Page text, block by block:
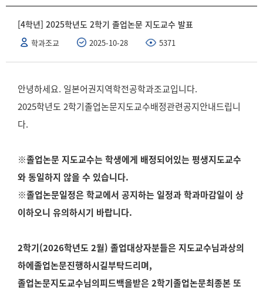
[4학년] 2025학년도 2학기 졸업논문 지도교수 발표
학과조교 2025-10-28 5371
안녕하세요. 일본어권지역학전공학과조교입니다.
2025학년도 2학기졸업논문지도교수배정관련공지안내드립니
다.
※졸업논문 지도교수는 학생에게 배정되어있는 평생지도교수
와 동일하지 않을 수 있습니다.
※졸업논문일정은 학교에서 공지하는 일정과 학과마감일이 상
이하오니 유의하시기 바랍니다.
2학기(2026학년도 2월) 졸업대상자분들은 지도교수님과상의
하에졸업논문진행하시길부탁드리며,
졸업논문지도교수님의피드백을받은 2학기졸업논문최종본 또